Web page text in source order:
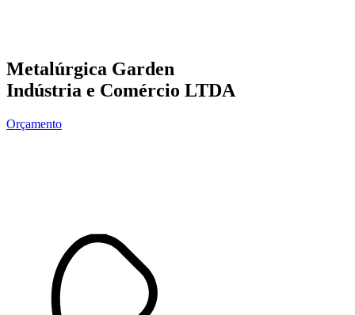
Metalúrgica Garden
Indústria e Comércio LTDA
Orçamento